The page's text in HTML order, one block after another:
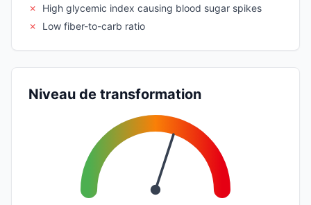
✗
High glycemic index causing blood sugar spikes
✗
Low fiber-to-carb ratio
Niveau de transformation